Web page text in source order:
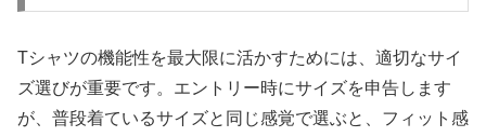
Tシャツの機能性を最大限に活かすためには、適切なサイ
ズ選びが重要です。エントリー時にサイズを申告します
が、普段着ているサイズと同じ感覚で選ぶと、フィット感